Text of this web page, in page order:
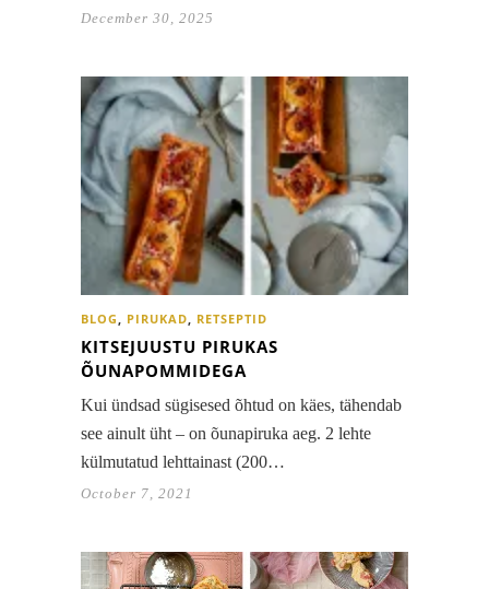
December 30, 2025
BLOG, PIRUKAD, RETSEPTID
KITSEJUUSTU PIRUKAS
ÕUNAPOMMIDEGA
Kui ündsad sügisesed õhtud on käes, tähendab
see ainult üht – on õunapiruka aeg. 2 lehte
külmutatud lehttainast (200…
October 7, 2021